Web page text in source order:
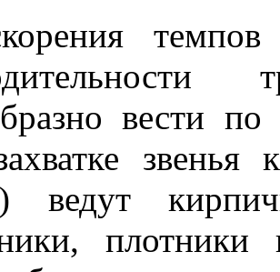
темпов
вести
ведут
плотники